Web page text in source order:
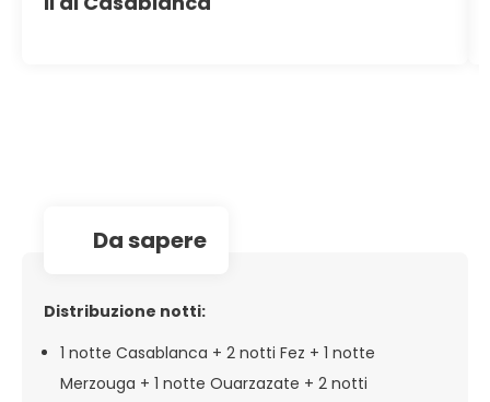
da sapere
Distribuzione notti:
1 notte Casablanca + 2 notti Fez + 1 notte
Merzouga + 1 notte Ouarzazate + 2 notti